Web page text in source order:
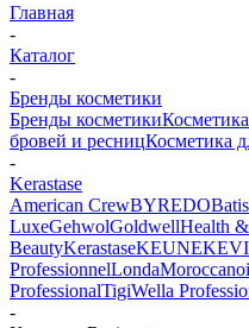
Главная
-
Каталог
-
Бренды косметики
Бренды косметики
бровей и ресницКосметика
-
Kerastase
American CrewBYREDO
LuxeGehwolGoldwellHealth &
BeautyKerastaseKEUNE
ProfessionnelLonda
ProfessionalTigiWella
-